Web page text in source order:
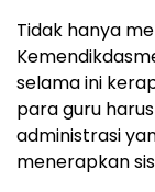
Tidak hanya
selama ini
para guru
administrasi
menerapkan